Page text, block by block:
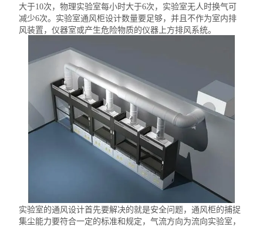
大于10次，物理实验室每小时大于6次，实验室无人时换气可
减少6次。实验室通风柜设计数量要足够，并且不作为室内排
风装置，仪器室或产生危险物质的仪器上方排风系统。
实验室的通风设计首先要解决的就是安全问题，通风柜的捕捉
集尘能力要符合一定的标准和规定，气流方向为流向实验室，